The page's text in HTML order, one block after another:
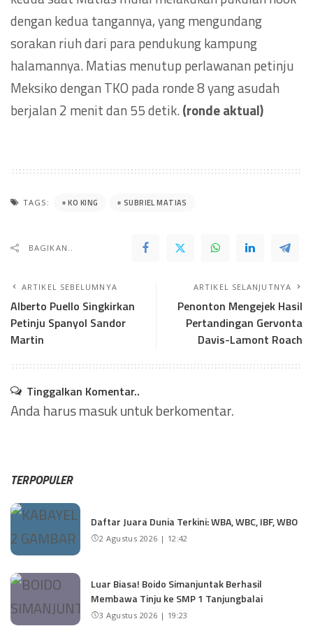
dengan kedua tangannya, yang mengundang
sorakan riuh dari para pendukung kampung
halamannya. Matias menutup perlawanan petinju
Meksiko dengan TKO pada ronde 8 yang asudah
berjalan 2 menit dan 55 detik.(ronde aktual)
TAGS: KO KING SUBRIEL MATIAS
BAGIKAN..
ARTIKEL SEBELUMNYA
Alberto Puello Singkirkan
Petinju Spanyol Sandor
Martin
ARTIKEL SELANJUTNYA
Penonton Mengejek Hasil
Pertandingan Gervonta
Davis-Lamont Roach
Tinggalkan Komentar..
Anda harusmasukuntuk berkomentar.
TERPOPULER
Daftar Juara Dunia Terkini: WBA, WBC, IBF, WBO
2 Agustus 2026 | 12:42
Luar Biasa! Boido Simanjuntak Berhasil
Membawa Tinju ke SMP 1 Tanjungbalai
3 Agustus 2026 | 19:23